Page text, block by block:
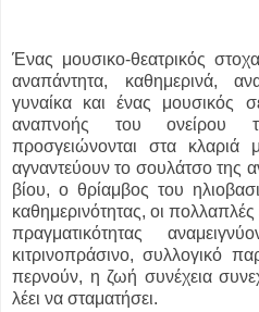
Ένας μουσικο-θεατρικός
αναπάντητα, καθημερινά,
γυναίκα και ένας
αναπνοής του ονείρου
προσγειώνονται στα κλαριά
αγναντεύουν το σουλάτσο της
βίου, ο θρίαμβος του
καθημερινότητας, οι πολλαπλές
πραγματικότητας
κιτρινοπράσινο, συλλογικό
περνούν, η ζωή συνέχεια
λέει να σταματήσει.